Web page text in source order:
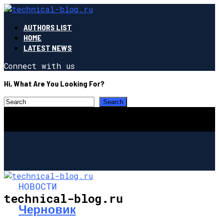
AUTHORS LIST
HOME
LATEST NEWS
Connect with us
Hi, What Are You Looking For?
technical-blog.ru
НОВОСТИ
Черновик